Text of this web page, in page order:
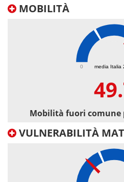
MOBILITÀ
media Italia
0
Mobilità fuori comune
VULNERABILITÀ